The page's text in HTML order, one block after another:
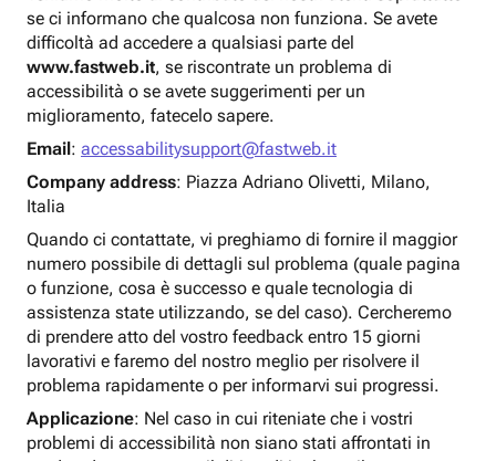
se ci informano che qualcosa non funziona. Se avete
difficoltà ad accedere a qualsiasi parte del
www.fastweb.it, se riscontrate un problema di
accessibilità o se avete suggerimenti per un
miglioramento, fatecelo sapere.
Email: accessabilitysupport@fastweb.it
Company address: Piazza Adriano Olivetti, Milano,
Italia
Quando ci contattate, vi preghiamo di fornire il maggior
numero possibile di dettagli sul problema (quale pagina
o funzione, cosa è successo e quale tecnologia di
assistenza state utilizzando, se del caso). Cercheremo
di prendere atto del vostro feedback entro 15 giorni
lavorativi e faremo del nostro meglio per risolvere il
problema rapidamente o per informarvi sui progressi.
Applicazione: Nel caso in cui riteniate che i vostri
problemi di accessibilità non siano stati affrontati in